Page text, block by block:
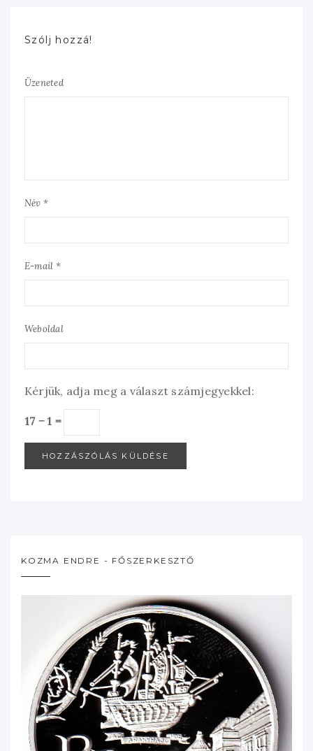
Szólj hozzá!
Üzeneted
Név *
E-mail *
Weboldal
Kérjük, adja meg a választ számjegyekkel:
17 − 1 =
KOZMA ENDRE - FŐSZERKESZTŐ